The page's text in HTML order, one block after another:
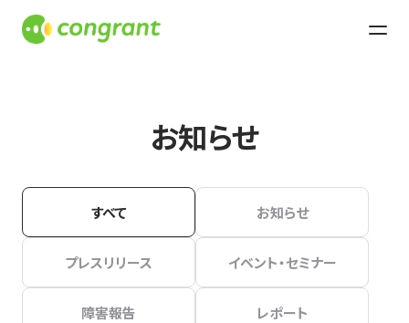
お知らせ
すべて お知らせ
プレスリリース イベント・セミナー
障害報告 レポート